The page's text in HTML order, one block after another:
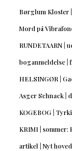
Børglum Kloster
Mord på
RUNDETAARN |
boganmeldelse |
HELSINGØR |
Asger Schnack |
KOGEBOG |
KRIMI | sommer:
artikel | Nyt